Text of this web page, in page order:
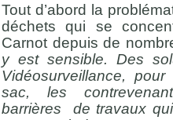
Tout d’abord la
déchets qui se
Carnot depuis de
y est sensible. Des
Vidéosurveillance,
sac, les
barrières de travaux